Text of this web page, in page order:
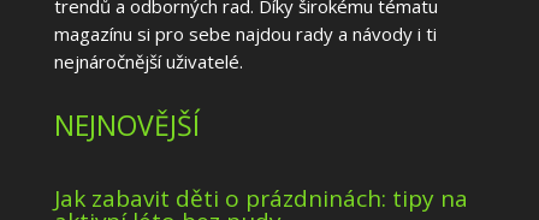
trendů a odborných rad. Díky širokému tématu
magazínu si pro sebe najdou rady a návody i ti
nejnáročnější uživatelé.
NEJNOVĚJŠÍ
Jak zabavit děti o prázdninách: tipy na